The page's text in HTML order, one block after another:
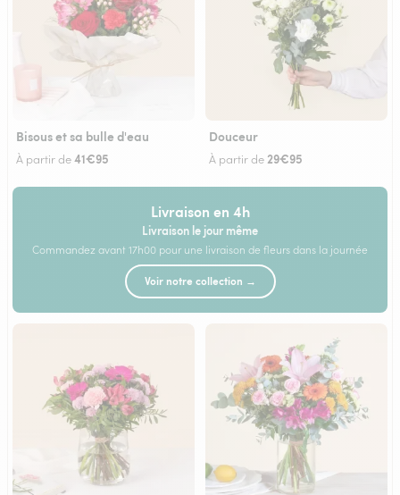
Bisous et sa bulle d'eau
À partir de41€95
Douceur
À partir de 29€95
Livraison en 4h
Livraison le jour même
Commandez avant 17h00 pour une livraison de fleurs dans la journée
Voir notre collection →